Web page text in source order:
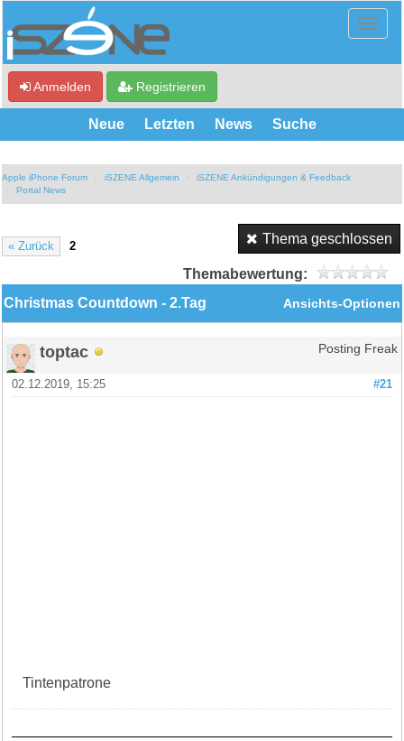
Anmelden Registrieren
Neue Letzten News Suche
Apple iPhone Forum iSZENE Allgemein
iSZENE Ankündigungen & Feedback
Portal News
« Zurück 2 Thema geschlossen
Themabewertung:
Ansichts-Optionen
Christmas Countdown - 2.Tag
toptac Posting Freak
#21
02.12.2019, 15:25
Tintenpatrone